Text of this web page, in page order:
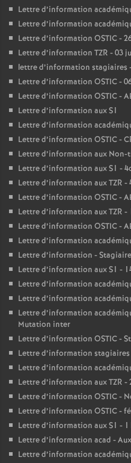
Lettre d’information
Lettre d’information
Lettre d’information OSTIC -
Lettre d’information TZR - 03
lettre d’information stagiaires
Lettre d’information OSTIC -
Lettre d’information OSTIC -
Lettre d’information aux S1
Lettre d’information
Lettre d’information OSTIC -
Lettre d’information aux Non-
Lettre d’information aux S1 -
Lettre d’information aux TZR -
Lettre d’information OSTIC -
Lettre d’information aux TZR -
Lettre d’information OSTIC -
Lettre d’information
Lettre d’information -
Lettre d’information aux S1 -
Lettre d’information
Lettre d’information
Lettre d’information
Mutation inter
Lettre d’information OSTIC -
Lettre d’information stagiaires
Lettre d’information
Lettre d’information aux TZR -
Lettre d’information OSTIC -
Lettre d’information OSTIC -
Lettre d’information aux S1 -
Lettre d’information acad -
Lettre d’information